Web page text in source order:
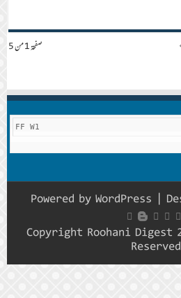
صفحة 1 من 5
FF W1
Powered by WordPress |
© Copyright Roohani
Reserved